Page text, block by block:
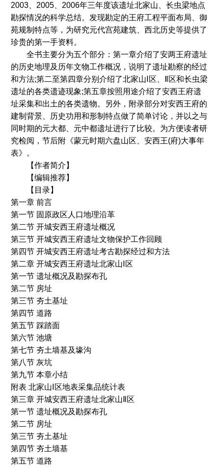
2003、2005、2006年三年度该遗址北家山、长虫梁地点
勘探情况的科学总结。发现勘定的王府工程平面布局、御
苑规制特点等，为研究元代宫苑建筑、西北历史等提供了
珍贵的第一手资料。
全书主要分为五个部分：第一章介绍了安两王府遗址
的历史地理及历年文物工作概况，说明了遗址勘察的经过
和方法;第二至第四章分别介绍了北家山Ⅰ区、Ⅱ区和长虫梁
遗址的各类遗迹现象;第五章按照用途介绍了安西王府遗
址采集和出土的各类遗物。另外，附录部分对安西王府的
建制背景、历史功用和形制特点做了简单讨论，并以之与
同时期的元大都、元中都遗址进行了比较。为方便读者研
究检阅，节后附《蒙元时期六盘山区、安西王(府)大事年
表》。
【作者简介】
【编辑推荐】
【目录】
第一章 前言
第一节 固原政区人口地理沿革
第二节 开城安西王府遗址概况
第三节 开城安西王府遗址文物保护工作回顾
第四节 开城安西王府遗址考古勘探经过和方法
第二章 开城安西王府遗址北家山Ⅰ区
第一节 遗址概况及勘探布孔
第二节 房址
第三节 夯土基址
第四节 道路
第五节 踩踏面
第六节 池塘
第七节 夯土墙基及壕沟
第八节 灰坑
第九节 本章小结
附表 北家山Ⅰ区地表采集品统计表
第三章 开城安西王府遗址北家山Ⅱ区
第一节 遗址概况及勘探布孔
第二节 房址
第三节 夯土基址
第四节 夯土墙基
第五节 道路